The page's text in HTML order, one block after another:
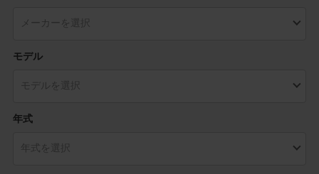
モデル
年式